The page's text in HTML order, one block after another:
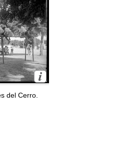
del Cerro.